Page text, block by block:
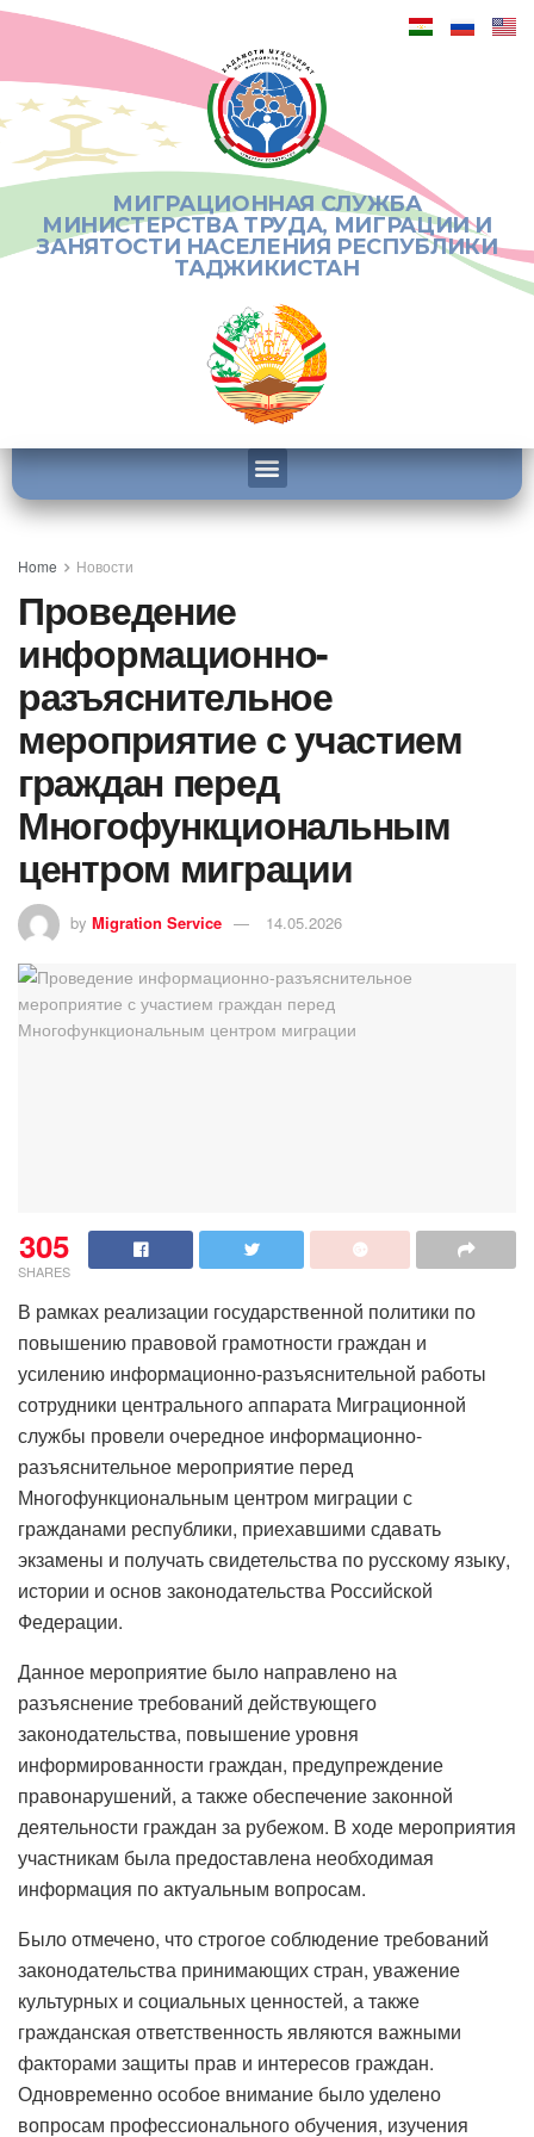
МИГРАЦИОННАЯ СЛУЖБА
МИНИСТЕРСТВА ТРУДА, МИГРАЦИИ И
ЗАНЯТОСТИ НАСЕЛЕНИЯ РЕСПУБЛИКИ
ТАДЖИКИСТАН
Home Новости
Проведение
информационно-
разъяснительное
мероприятие с участием
граждан перед
Многофункциональным
центром миграции
by Migration Service 14.05.2026
305
SHARES
В рамках реализации государственной политики по
повышению правовой грамотности граждан и
усилению информационно-разъяснительной работы
сотрудники центрального аппарата Миграционной
службы провели очередное информационно-
разъяснительное мероприятие перед
Многофункциональным центром миграции с
гражданами республики, приехавшими сдавать
экзамены и получать свидетельства по русскому языку,
истории и основ законодательства Российской
Федерации.
Данное мероприятие было направлено на
разъяснение требований действующего
законодательства, повышение уровня
информированности граждан, предупреждение
правонарушений, а также обеспечение законной
деятельности граждан за рубежом. В ходе мероприятия
участникам была предоставлена необходимая
информация по актуальным вопросам.
Было отмечено, что строгое соблюдение требований
законодательства принимающих стран, уважение
культурных и социальных ценностей, а также
гражданская ответственность являются важными
факторами защиты прав и интересов граждан.
Одновременно особое внимание было уделено
вопросам профессионального обучения, изучения